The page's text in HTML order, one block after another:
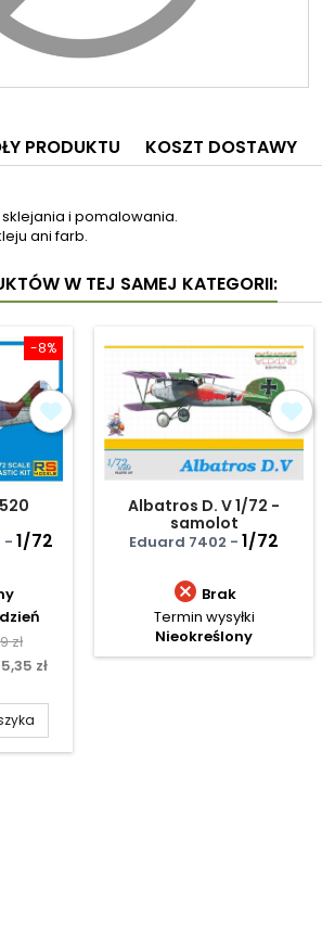
PRODUKTU KOSZT DOSTAWY
i pomalowania.
ani farb.
W TEJ SAMEJ KATEGORII:
-8%
- 1/72
zł
zł
Albatros D. V 1/72 -
samolot
Eduard 7402 - 1/72
 Brak
Termin wysyłki
Nieokreślony